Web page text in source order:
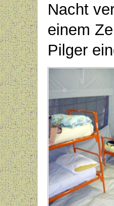
Nacht
einem
Pilger